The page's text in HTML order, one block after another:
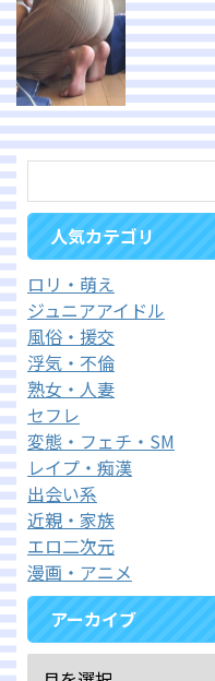
人気カテゴリ
ロリ・萌え
ジュニアアイドル
風俗・援交
浮気・不倫
熟女・人妻
セフレ
変態・フェチ・SM
レイプ・痴漢
出会い系
近親・家族
エロ二次元
漫画・アニメ
アーカイブ